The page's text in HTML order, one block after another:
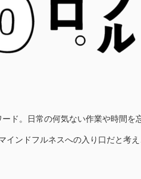
ド。日常の何気ない作業や時間を
インドフルネスへの入り口だと考